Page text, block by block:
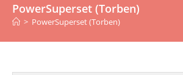
PowerSuperset (Torben)
> PowerSuperset (Torben)